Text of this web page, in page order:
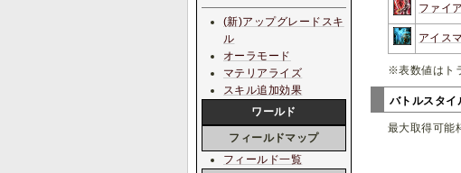
ファイ
アイス
※表数値はト
バトルスタイ
最大取得可能
(新)アップグレードスキ
ル
オーラモード
マテリアライズ
スキル追加効果
ワールド
フィールドマップ
フィールド一覧